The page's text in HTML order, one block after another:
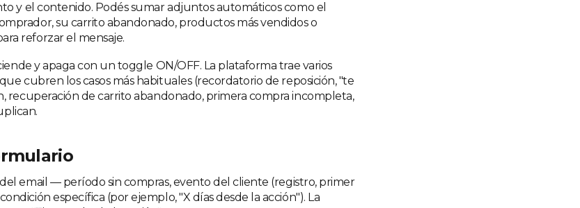
y el contenido. Podés sumar adjuntos automáticos como el
su carrito abandonado, productos más vendidos o
reforzar el mensaje.
y apaga con un toggle ON/OFF. La plataforma trae varios
cubren los casos más habituales (recordatorio de reposición, "te
recuperación de carrito abandonado, primera compra incompleta,
email — período sin compras, evento del cliente (registro, primer
específica (por ejemplo, "X días desde la acción"). La